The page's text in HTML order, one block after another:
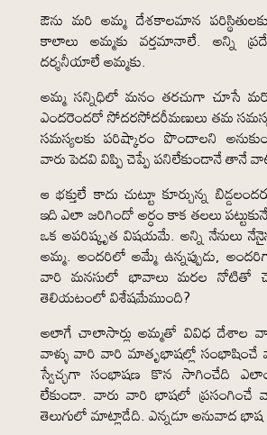
ఔను మరి అమ్మ దేశకాలమాన
కాలాలు అమ్మకు వర్తమానాలే. అన్ని
దర్శనీయాలే అమ్మకు.
అమ్మ సన్నిధిలో మనం తరచుగా చూసే
ఎందరెందరో సోదరసోదరీమణులు తమ
సమస్యలకు పరిష్కారం పొందాలని
వారు పెదవి విప్పి చెప్పే పనిలేకుండానే తానే
ఆ భక్తులే కాదు చుట్టూ కూర్చున్న
ఇది ఎలా జరిగిందో అర్ధం కాక తలలు
ఒక అపరిష్కృత విషయమే. అన్ని నేనులు
అమ్మ. అందరిలో అమ్మే ఉన్నప్పుడు,
వారి మనసులో భావాలు మరల నోటితో
తెలియటంలో విశేషమేముంది?
అలాగే చాలాసార్లు అమ్మతో వివిధ దేశాల
వాళ్ళు వారి వారి మాతృభాషల్లో సంభాషించే
స్వేచ్ఛగా సంభాషణ కొన సాగించేది
లేకుండా. వారు వారి భాషలో ప్రసంగించే
తెలుగులో మాట్లాడేది. ఎన్నడూ అనువాద